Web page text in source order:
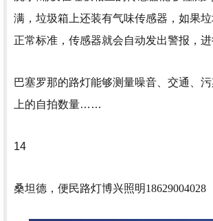
满，垃圾箱上还装有气味传感器，如果
正常标准，传感器就会自动发出警报，进
巴塞罗那的路灯能够测量噪音、交通、
上的自拍数量……
14
桑坦德，便民路灯博兴照明18629004028